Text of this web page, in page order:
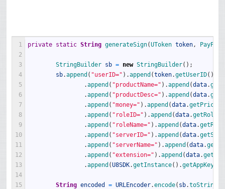
1
2
3
4
5
6
7
8
9
10
11
12
13
14
15
private static String generateSign(UToken token,
StringBuilder sb = new StringBuilder( ) ;
sb.append ( "userID=" ) .append (token.getUserID( )
.append ( "productName=" ) .append (data.
.append ( "productDesc=" ) .append (data.
.append ( "money=" ) .append (data.getPrice
.append ( "roleID=" ) .append (data.getRoleId
.append ( "roleName=" ) .append (data.
.append ( "serverID=" ) .append (data.
.append ( "serverName=" ) .append (data.
.append ( "extension=" ) .append (data.
.append (U8SDK.getInstance( ) .getAppKey
String encoded = URLEncoder.encode( sb.toString